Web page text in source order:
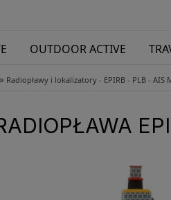
OUTDOOR ACTIVE
» Radiopławy i lokalizatory - EPIRB - PLB - AIS